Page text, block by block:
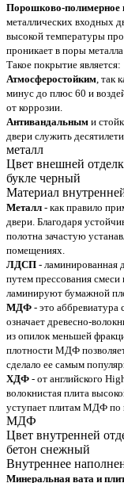
Порошково-полимерное
металлических входных
высокой температуры
проникает в поры
Такое покрытие является:
Атмосферостойким , так
минус до плюс 60 и
от коррозии.
Антивандальным и
двери служить
металл
Цвет внешней
букле черный
Материал
Металл - как правило
двери. Благодаря
полотна зачастую
помещениях.
ЛДСП - ламинированная
путем прессования
ламинируют бумажной
МДФ - это аббревиатура
означает древесно-
из опилок меньшей
плотности МДФ
сделало ее самым
ХДФ - от английского
волокнистая плита
уступает плитам МДФ по
МДФ
Цвет внутренней
бетон снежный
Внутреннее
Минеральная вата и